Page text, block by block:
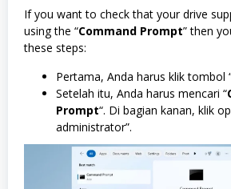
If you want to check that your drive
using the “Command Prompt” then
these steps:
Pertama, Anda harus klik tombol
Setelah itu, Anda harus mencari “
Prompt“. Di bagian kanan, klik
administrator”.